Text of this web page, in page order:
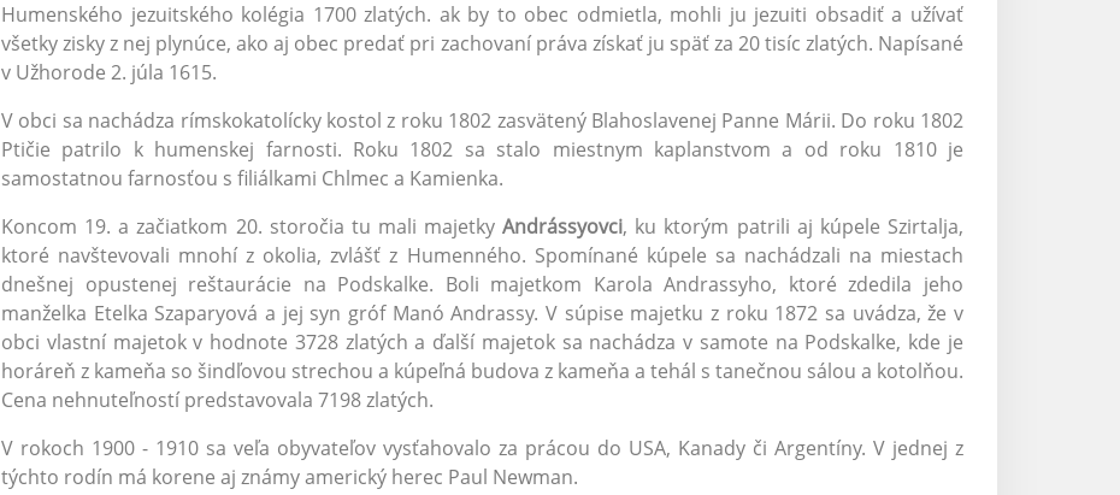
Humenského jezuitského kolégia 1700 zlatých. ak by to obec odmietla, mohli ju jezuiti obsadiť a užívať
všetky zisky z nej plynúce, ako aj obec predať pri zachovaní práva získať ju späť za 20 tisíc zlatých. Napísané
v Užhorode 2. júla 1615.
V obci sa nachádza rímskokatolícky kostol z roku 1802 zasvätený Blahoslavenej Panne Márii. Do roku 1802
Ptičie patrilo k humenskej farnosti. Roku 1802 sa stalo miestnym kaplanstvom a od roku 1810 je
samostatnou farnosťou s filiálkami Chlmec a Kamienka.
Koncom 19. a začiatkom 20. storočia tu mali majetkyAndrássyovci, ku ktorým patrili aj kúpele Szirtalja,
ktoré navštevovali mnohí z okolia, zvlášť z Humenného. Spomínané kúpele sa nachádzali na miestach
dnešnej opustenej reštaurácie na Podskalke. Boli majetkom Karola Andrassyho, ktoré zdedila jeho
manželka Etelka Szaparyová a jej syn gróf Manó Andrassy. V súpise majetku z roku 1872 sa uvádza, že v
obci vlastní majetok v hodnote 3728 zlatých a ďalší majetok sa nachádza v samote na Podskalke, kde je
horáreň z kameňa so šindľovou strechou a kúpeľná budova z kameňa a tehál s tanečnou sálou a kotolňou.
Cena nehnuteľností predstavovala 7198 zlatých.
V rokoch 1900 - 1910 sa veľa obyvateľov vysťahovalo za prácou do USA, Kanady či Argentíny. V jednej z
týchto rodín má korene aj známy americký herec Paul Newman.